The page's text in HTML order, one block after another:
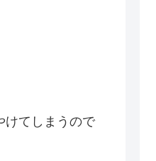
けてしまうので